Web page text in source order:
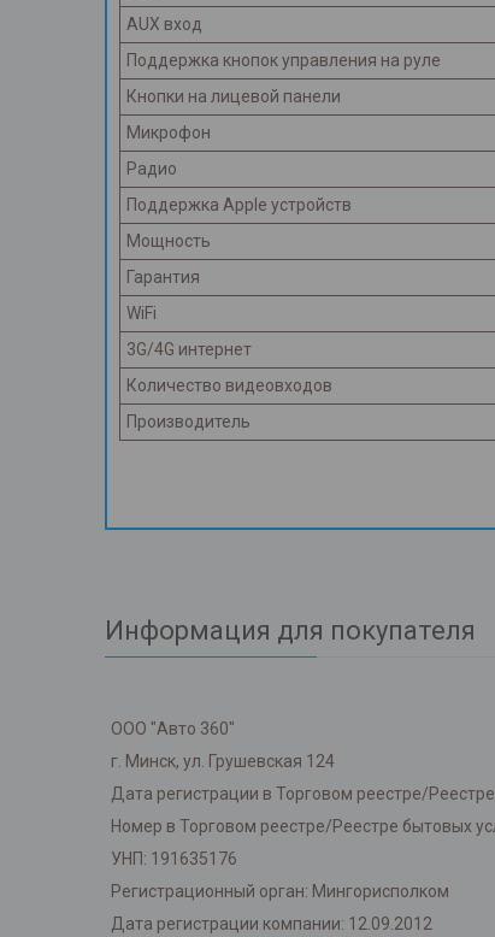
AUX вход
Поддержка кнопок управления на руле
Кнопки на лицевой панели
Микрофон
Радио
Поддержка Apple устройств
Мощность
Гарантия
WiFi
3G/4G интернет
Количество видеовходов
Производитель
Информация для покупателя
ООО "Авто 360"
г. Минск, ул. Грушевская 124
Дата регистрации в Торговом реестре/
Номер в Торговом реестре/Реестре бытовых
УНП: 191635176
Регистрационный орган: Мингорисполком
Дата регистрации компании: 12.09.2012